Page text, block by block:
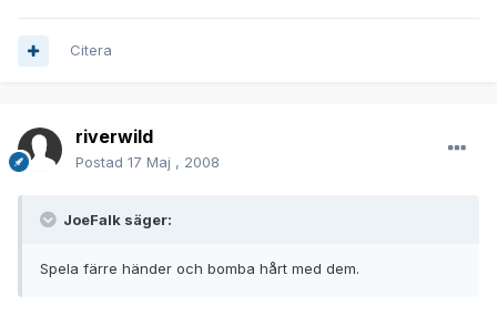
Citera
riverwild
Postad 17 Maj , 2008
JoeFalk säger:
Spela färre händer och bomba hårt med dem.